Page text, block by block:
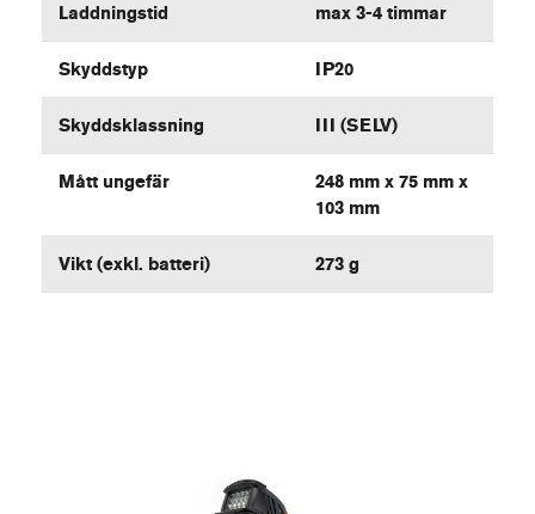
Laddningstid max 3-4 timmar
Skyddstyp IP20
Skyddsklassning III (SELV)
Mått ungefär
248 mm x 75 mm x
103 mm
Vikt (exkl. batteri) 273 g